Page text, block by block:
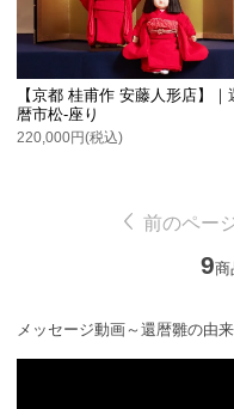
【京都 桂甫作 安藤人形店】｜
暦市松-座り
220,000円(税込)
前のペー
9商
メッセージ動画～還暦雛の由